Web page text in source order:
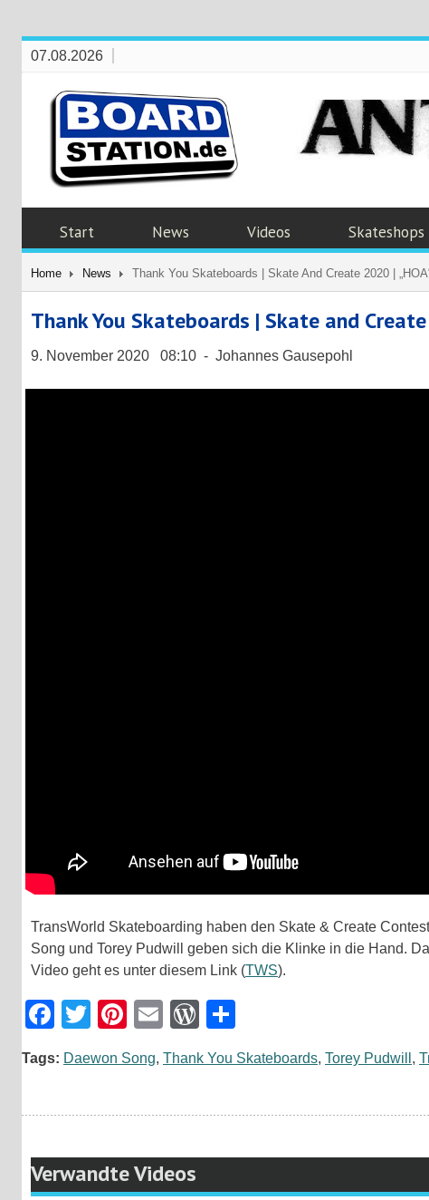
07.08.2026
Start News Videos Skateshops
Home News Thank You Skateboards | Skate And Create 2020 |
Thank You Skateboards | Skate and
9. November 2020 08:10 - Johannes Gausepohl
TransWorld Skateboarding haben den Skate & Create
Song und Torey Pudwill geben sich die Klinke in die Hand.
Video geht es unter diesem Link (TWS).
Facebook
TwitterPinterest
EmailWordPress
Tags: Daewon Song, Thank You Skateboards, Torey Pudwill ,
Verwandte Videos